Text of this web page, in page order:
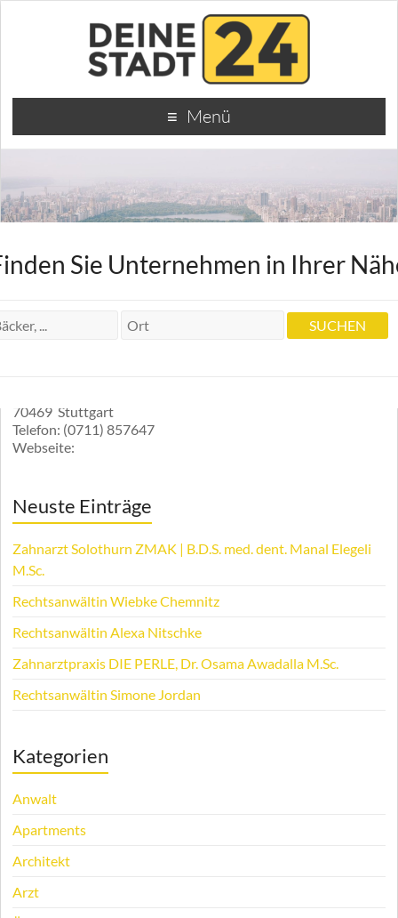
Menü
Sie Unternehmen in Ihrer
70469 Stuttgart
Telefon: (0711) 857647
Webseite:
Neuste Einträge
Zahnarzt Solothurn ZMAK | B.D.S. med. dent. Manal Elegeli
M.Sc.
Rechtsanwältin Wiebke Chemnitz
Rechtsanwältin Alexa Nitschke
Zahnarztpraxis DIE PERLE, Dr. Osama Awadalla M.Sc.
Rechtsanwältin Simone Jordan
Kategorien
Anwalt
Apartments
Architekt
Arzt